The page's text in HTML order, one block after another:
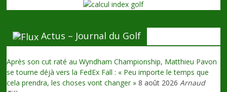
Actus – Journal du Golf
Après son cut raté au Wyndham Championship, Matthieu Pavon
se tourne déjà vers la FedEx Fall : « Peu importe le temps que
cela prendra, les choses vont changer » 8 août 2026 Arnaud